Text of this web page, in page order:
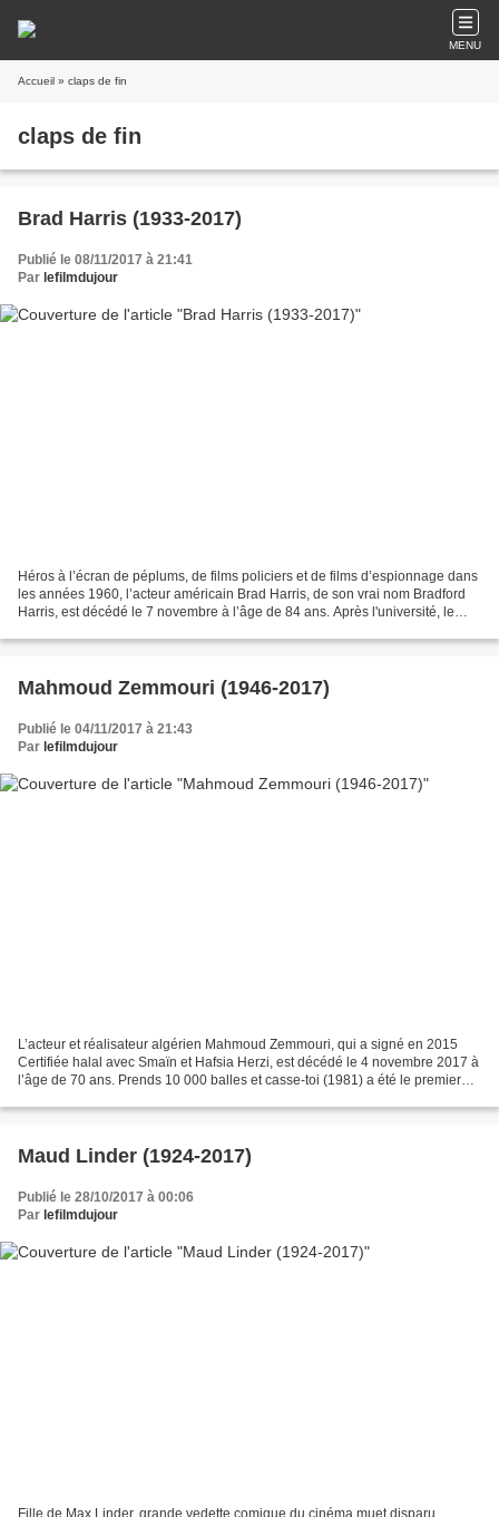
MENU
Accueil » claps de fin
claps de fin
Brad Harris (1933-2017)
Publié le 08/11/2017 à 21:41
Par lefilmdujour
Héros à l’écran de péplums, de films policiers et de films d’espionnage dans
les années 1960, l’acteur américain Brad Harris, de son vrai nom Bradford
Harris, est décédé le 7 novembre à l’âge de 84 ans. Après l'université, le
Mahmoud Zemmouri (1946-2017)
Publié le 04/11/2017 à 21:43
Par lefilmdujour
L’acteur et réalisateur algérien Mahmoud Zemmouri, qui a signé en 2015
Certifiée halal avec Smaïn et Hafsia Herzi, est décédé le 4 novembre 2017 à
l’âge de 70 ans. Prends 10 000 balles et casse-toi (1981) a été le premier
Maud Linder (1924-2017)
Publié le 28/10/2017 à 00:06
Par lefilmdujour
Fille de Max Linder, grande vedette comique du cinéma muet disparu